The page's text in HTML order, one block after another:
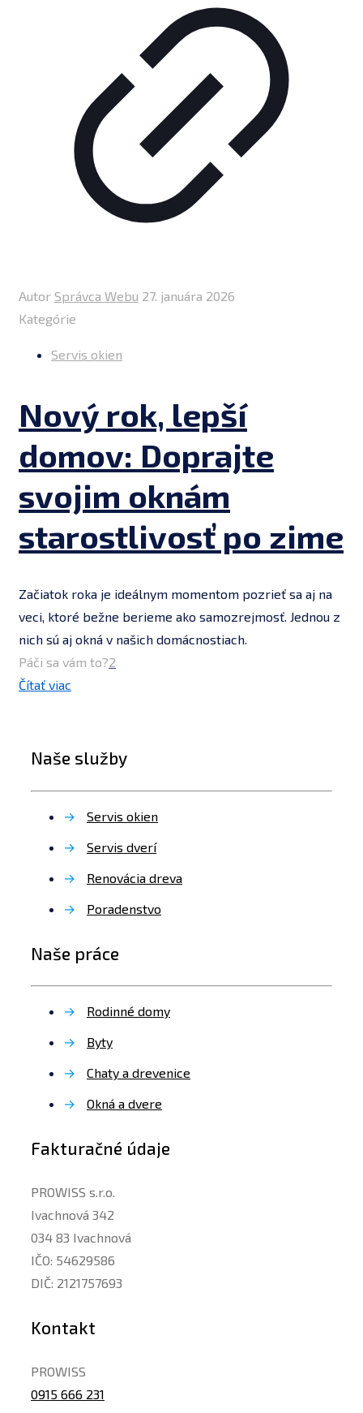
Autor Správca Webu 27. januára 2026
Kategórie
Servis okien
Nový rok, lepší
domov: Doprajte
svojim oknám
starostlivosť po zime
Začiatok roka je ideálnym momentom pozrieť sa aj na
veci, ktoré bežne berieme ako samozrejmosť. Jednou z
nich sú aj okná v našich domácnostiach.
Páči sa vám to?2
Čítať viac
Naše služby
→
Servis okien
→
Servis dverí
→
Renovácia dreva
→
Poradenstvo
Naše práce
→
Rodinné domy
→
Byty
→
Chaty a drevenice
→
Okná a dvere
Fakturačné údaje
PROWISS s.r.o.
Ivachnová 342
034 83 Ivachnová
IČO: 54629586
DIČ: 2121757693
Kontakt
PROWISS
0915 666 231